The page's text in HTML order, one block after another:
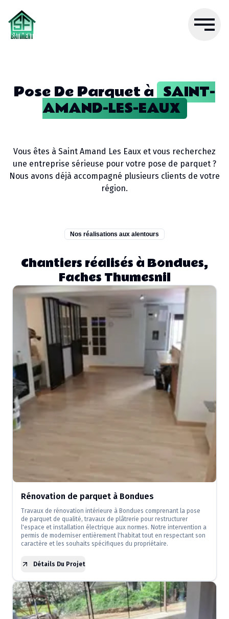
Pose De Parquetà SAINT-
AMAND-LES-EAUX
Vous êtes à Saint Amand Les Eaux et vous recherchez
une entreprise sérieuse pour votre pose de parquet ?
Nous avons déjà accompagné plusieurs clients de votre
région.
Nos réalisations aux alentours
Chantiers réalisés à Bondues,
Faches Thumesnil
Rénovation de parquet à Bondues
Travaux de rénovation intérieure à Bondues comprenant la pose
de parquet de qualité, travaux de plâtrerie pour restructurer
l'espace et installation électrique aux normes. Notre intervention a
permis de moderniser entièrement l'habitat tout en respectant son
caractère et les souhaits spécifiques du propriétaire.
Détails Du Projet